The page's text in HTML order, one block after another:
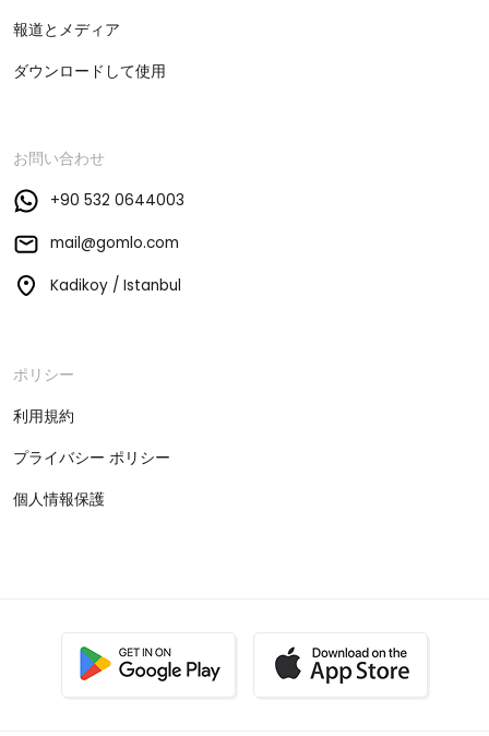
報道とメディア
ダウンロードして使用
お問い合わせ
+90 532 0644003
mail@gomlo.com
Kadikoy / Istanbul
ポリシー
利用規約
プライバシー ポリシー
個人情報保護